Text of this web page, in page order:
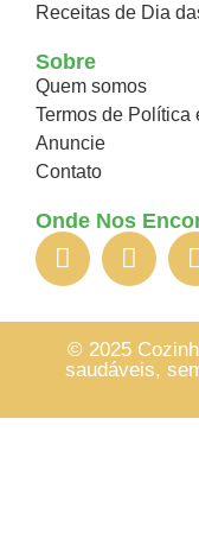
Receitas de Dia
Sobre
Quem somos
Termos de Política
Anuncie
Contato
Onde Nos
© 2025
saudáveis,